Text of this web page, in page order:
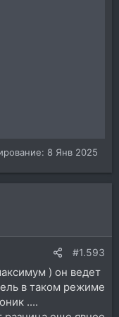
8 Янв 2025
#1.593
) он ведет
в таком режиме
....